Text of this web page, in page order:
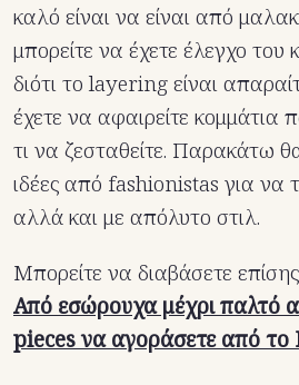
καλό είναι να είναι από
μπορείτε να έχετε έλεγχο του
διότι το layering είναι
έχετε να αφαιρείτε κομμάτια
τι να ζεσταθείτε. Παρακάτω
ιδέες από fashionistas για να
αλλά και με απόλυτο στιλ.
Μπορείτε να διαβάσετε
Από εσώρουχα μέχρι παλτό
pieces να αγοράσετε από